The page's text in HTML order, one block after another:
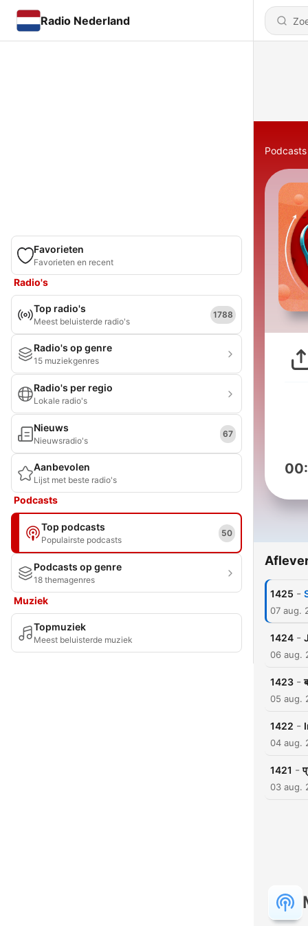
Radio Nederland
Favorieten
Favorieten en recent
Radio's
Top radio's
Meest beluisterde radio's
1788
Radio's op genre
15 muziekgenres
Radio's per regio
Lokale radio's
Nieuws
Nieuwsradio's
67
Aanbevolen
Lijst met beste radio's
Podcasts
Top podcasts
Populairste podcasts
50
Podcasts op genre
18 themagenres
Muziek
Topmuziek
Meest beluisterde muziek
Podcasts
1425 -
07 aug.
1424 -
06 aug.
1423 -
05 aug.
1422 -
04 aug.
1421 -
03 aug.